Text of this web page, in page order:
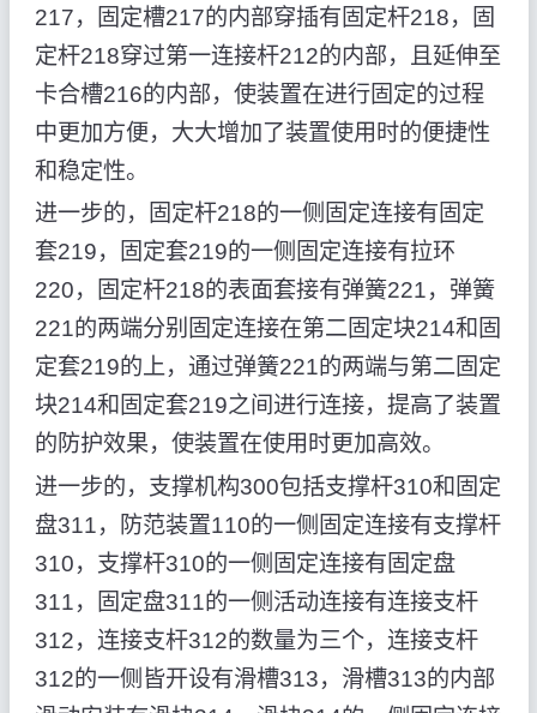
217，固定槽217的内部穿插有固定杆218，固
定杆218穿过第一连接杆212的内部，且延伸至
卡合槽216的内部，使装置在进行固定的过程
中更加方便，大大增加了装置使用时的便捷性
和稳定性。
进一步的，固定杆218的一侧固定连接有固定
套219，固定套219的一侧固定连接有拉环
220，固定杆218的表面套接有弹簧221，弹簧
221的两端分别固定连接在第二固定块214和固
定套219的上，通过弹簧221的两端与第二固定
块214和固定套219之间进行连接，提高了装置
的防护效果，使装置在使用时更加高效。
进一步的，支撑机构300包括支撑杆310和固定
盘311，防范装置110的一侧固定连接有支撑杆
310，支撑杆310的一侧固定连接有固定盘
311，固定盘311的一侧活动连接有连接支杆
312，连接支杆312的数量为三个，连接支杆
312的一侧皆开设有滑槽313，滑槽313的内部